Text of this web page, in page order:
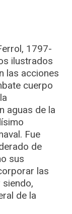
1797-
ilustrados
las acciones
cuerpo
aguas de la
Fue
de
sus
las
de la